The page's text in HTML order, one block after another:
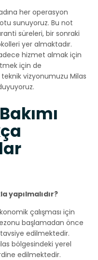
her operasyon
sunuyoruz. Bu not
süreleri, bir sonraki
yer almaktadır.
hizmet almak için
için de
vizyonumuzu Milas
yapılmalıdır?
çalışması için
başlamadan önce
edilmektedir.
bölgesindeki yerel
edilmektedir.